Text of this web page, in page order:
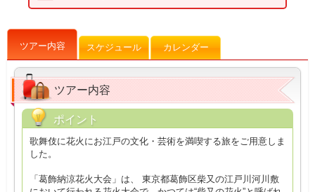
ツアー内容 スケジュール カレンダー
ツアー内容
ポイント
歌舞伎に花火にお江戸の文化・芸術を満喫する旅をご用意しま
した。
「葛飾納涼花火大会」は、 東京都葛飾区柴又の江戸川河川敷